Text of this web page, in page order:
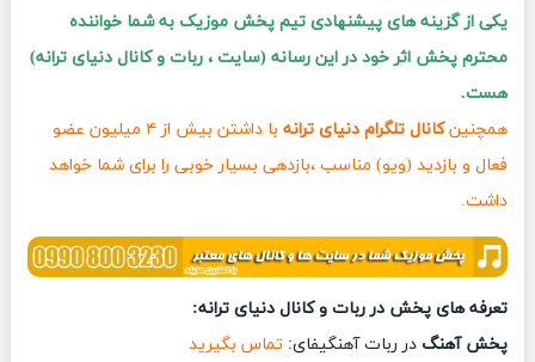
یکی از گزینه های پیشنهادی تیم پخش موزیک به شما خواننده
محترم پخش اثر خود در این رسانه (سایت ، ربات و کانال دنیای ترانه)
هست.
همچنینکانال تلگرام دنیای ترانه
با داشتن بیش از ۴ میلیون عضو
فعال و بازدید (ویو) مناسب ،بازدهی بسیار خوبی را برای شما خواهد
داشت.
تعرفه های پخش در ربات و کانال دنیای ترانه:
پخش آهنگ در ربات آهنگیفای: تماس بگیرید